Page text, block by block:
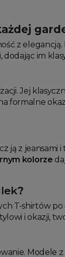
z
im
Jej
formalne
ją z
kolorze
?
T-shirtów
i okazji,
Modele